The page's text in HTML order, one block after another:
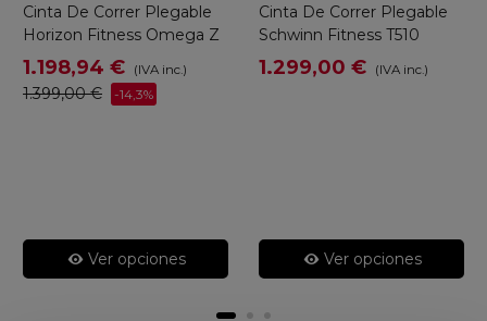
Cinta De Correr Plegable
Horizon Fitness Omega Z
1.198,94 € (IVA inc.)
1.399,00 € -14,3%
Ver opciones
Cinta De Correr Plegable
Schwinn Fitness T510
1.299,00 € (IVA inc.)
Ver opciones